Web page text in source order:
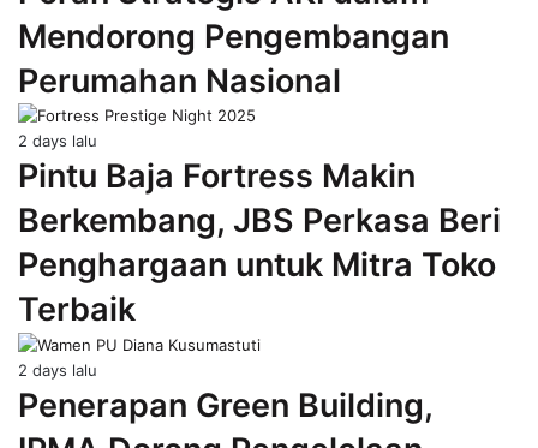
Mendorong Pengembangan
Perumahan Nasional
2 days lalu
Pintu Baja Fortress Makin
Berkembang, JBS Perkasa Beri
Penghargaan untuk Mitra Toko
Terbaik
2 days lalu
Penerapan Green Building,